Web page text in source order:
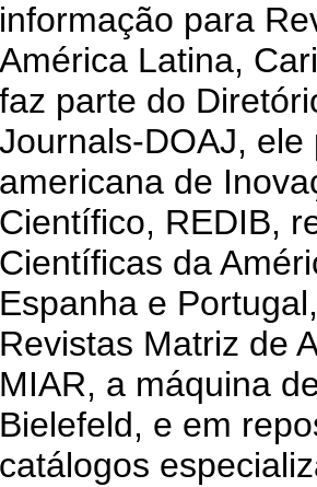
informação para
América Latina,
faz parte do
Journals-DOAJ,
americana de
Científico, REDIB,
Científicas da
Espanha e
Revistas Matriz de
MIAR, a máquina
Bielefeld, e em
catálogos